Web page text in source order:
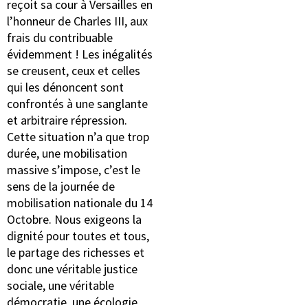
reçoit sa cour à Versailles en
l’honneur de Charles III, aux
frais du contribuable
évidemment ! Les inégalités
se creusent, ceux et celles
qui les dénoncent sont
confrontés à une sanglante
et arbitraire répression.
Cette situation n’a que trop
durée, une mobilisation
massive s’impose, c’est le
sens de la journée de
mobilisation nationale du 14
Octobre. Nous exigeons la
dignité pour toutes et tous,
le partage des richesses et
donc une véritable justice
sociale, une véritable